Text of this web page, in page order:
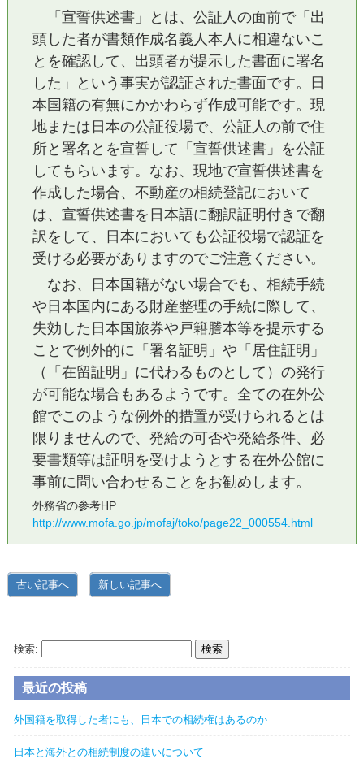
「宣誓供述書」とは、公証人の面前で「出
頭した者が書類作成名義人本人に相違ないこ
とを確認して、出頭者が提示した書面に署名
した」という事実が認証された書面です。日
本国籍の有無にかかわらず作成可能です。現
地または日本の公証役場で、公証人の前で住
所と署名とを宣誓して「宣誓供述書」を公証
してもらいます。なお、現地で宣誓供述書を
作成した場合、不動産の相続登記において
は、宣誓供述書を日本語に翻訳証明付きで翻
訳をして、日本においても公証役場で認証を
受ける必要がありますのでご注意ください。
なお、日本国籍がない場合でも、相続手続
や日本国内にある財産整理の手続に際して、
失効した日本国旅券や戸籍謄本等を提示する
ことで例外的に「署名証明」や「居住証明」
（「在留証明」に代わるものとして）の発行
が可能な場合もあるようです。全ての在外公
館でこのような例外的措置が受けられるとは
限りませんので、発給の可否や発給条件、必
要書類等は証明を受けようとする在外公館に
事前に問い合わせることをお勧めします。
外務省の参考HP
http://www.mofa.go.jp/mofaj/toko/page22_000554.html
古い記事へ 新しい記事へ
検索:
最近の投稿
外国籍を取得した者にも、日本での相続権はあるのか
日本と海外との相続制度の違いについて